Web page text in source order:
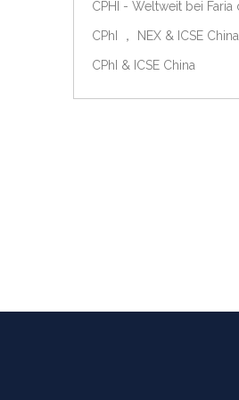
CPhI ， NEX & ICSE China
CPhI & ICSE China